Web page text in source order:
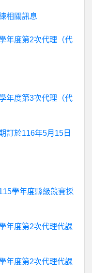
相關訊息
年度第2次代理（代
年度第3次代理（代
訂於116年5月15日
學年度縣級競賽採
年度第2次代理代課
年度第2次代理代課